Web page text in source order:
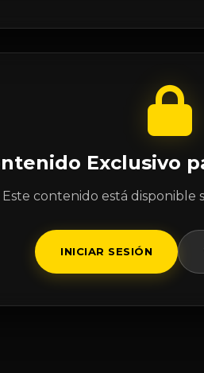
Exclusivo
Este contenido está disponible
INICIAR SESIÓN